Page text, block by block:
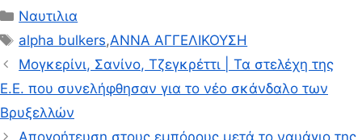
Κατηγορίες
Ναυτιλια
Ετικέτες
alpha bulkers,ΑΝΝΑ ΑΓΓΕΛΙΚΟΥΣΗ
Μογκερίνι, Σανίνο, Τζεγκρέττι | Τα στελέχη της
Ε.Ε. που συνελήφθησαν για το νέο σκάνδαλο των
Βρυξελλών
Απογοήτευση στους εμπόρους μετά το ναυάγιο της